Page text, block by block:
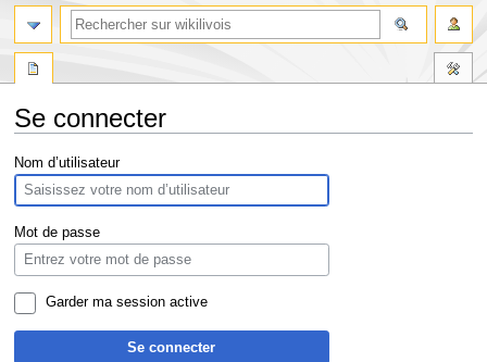
Se connecter
Aller
à
la
navigation
Aller
à
la
recherche
Nom d’utilisateur
Mot de passe
Garder ma session active
Se connecter